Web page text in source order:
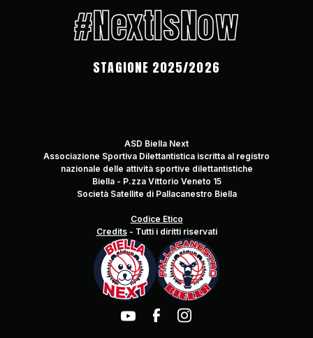
#NextIsNow
STAGIONE 2025/2026
ASD Biella Next
Associazione Sportiva Dilettantistica iscritta al registro
nazionale delle attività sportive dilettantistiche
Biella - P.zza Vittorio Veneto 15
Società Satellite di Pallacanestro Biella
Codice Etico
Credits- Tutti i diritti riservati